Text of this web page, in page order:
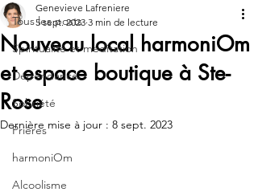
Tous les posts
Spiritualité et méditation
Dépendance
Sobriété
Prières
harmoniOm
Alcoolisme
Nouveau local harmoniOm
et espace boutique à Ste-
Rose
Genevieve Lafreniere
5 sept. 2023 3 min de lecture
Dernière mise à jour : 8 sept. 2023